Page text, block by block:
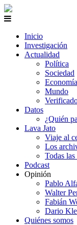
Inicio
Investigación
Actualidad
Política
Sociedad
Economía
Mundo
Datos
¿Quién
Lava Jato
Viaje al
Los
Todas las
Podcast
Opinión
Pablo
Walter
Fabián
Dario
Quiénes somos